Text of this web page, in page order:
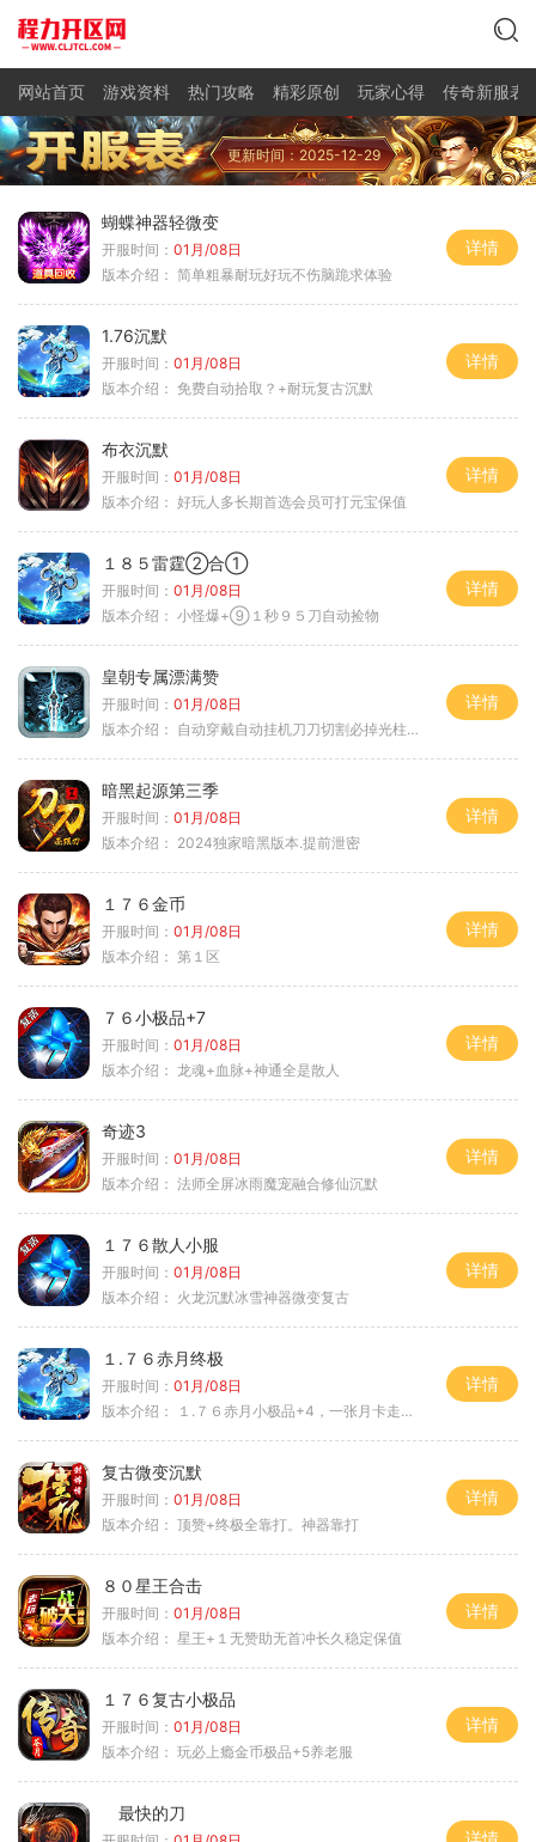
网站首页 游戏资料 热门攻略 精彩原创 玩家心得 传奇新服表
更新时间：2025-12-29
蝴蝶神器轻微变
开服时间： 01月/08日
版本介绍： 简单粗暴耐玩好玩不伤脑跪求体验
详情
1.76沉默
开服时间： 01月/08日
版本介绍： 免费自动拾取？+耐玩复古沉默
详情
布衣沉默
开服时间： 01月/08日
版本介绍： 好玩人多长期首选会员可打元宝保值
详情
１８５雷霆②合①
开服时间： 01月/08日
版本介绍： 小怪爆+⑨１秒９５刀自动捡物
详情
皇朝专属漂满赞
开服时间： 01月/08日
版本介绍： 自动穿戴自动挂机刀刀切割必掉光柱自动
详情
暗黑起源第三季
开服时间： 01月/08日
版本介绍： 2024独家暗黑版本.提前泄密
详情
１７６金币
开服时间： 01月/08日
版本介绍： 第１区
详情
７６小极品+7
开服时间： 01月/08日
版本介绍： 龙魂+血脉+神通全是散人
详情
奇迹3
开服时间： 01月/08日
版本介绍： 法师全屏冰雨魔宠融合修仙沉默
详情
１７６散人小服
开服时间： 01月/08日
版本介绍： 火龙沉默冰雪神器微变复古
详情
１.７６赤月终极
开服时间： 01月/08日
版本介绍：
１.７６赤月小极品+4，一张月卡走天涯b
详情
复古微变沉默
开服时间： 01月/08日
版本介绍： 顶赞+终极全靠打。神器靠打
详情
８０星王合击
开服时间： 01月/08日
版本介绍： 星王+１无赞助无首冲长久稳定保值
详情
１７６复古小极品
开服时间： 01月/08日
版本介绍： 玩必上瘾金币极品+5养老服
详情
最快的刀
详情